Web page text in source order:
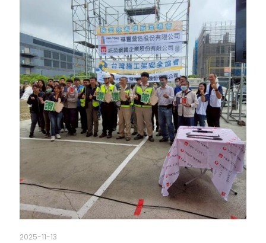
2025-11-13